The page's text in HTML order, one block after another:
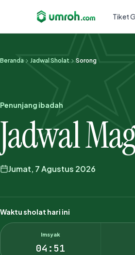
Tiket
Beranda Jadwal Sholat Sorong
Penunjang ibadah
Jadwal
Jumat, 7 Agustus 2026
Waktu sholat hari ini
Imsyak
04:51